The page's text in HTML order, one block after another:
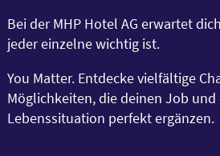
Bei der MHP Hotel AG erwartet
jeder einzelne wichtig ist.
You Matter. Entdecke vielfältige
Möglichkeiten, die deinen Job und
Lebenssituation perfekt ergänzen.